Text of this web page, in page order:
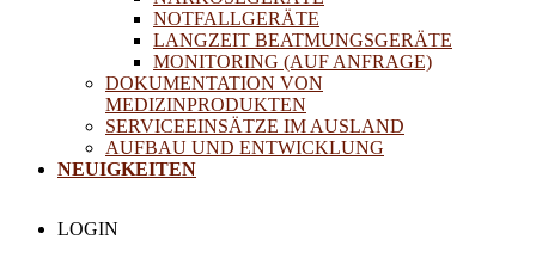
NOTFALLGERÄTE
LANGZEIT BEATMUNGSGERÄTE
MONITORING (AUF ANFRAGE)
DOKUMENTATION VON
MEDIZINPRODUKTEN
SERVICEEINSÄTZE IM AUSLAND
AUFBAU UND ENTWICKLUNG
NEUIGKEITEN
LOGIN